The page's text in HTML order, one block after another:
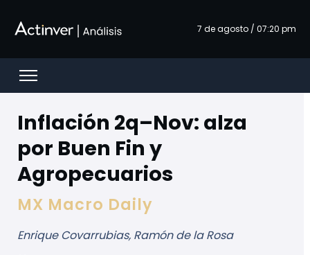
7 de agosto / 07:20 pm
Open menu
Inflación 2q–Nov: alza
por Buen Fin y
Agropecuarios
MX Macro Daily
Enrique Covarrubias, Ramón de la Rosa